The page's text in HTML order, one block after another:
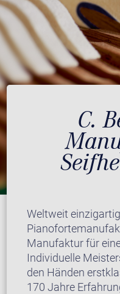
C.
Weltweit
Manufaktur für
Individuelle
den Händen
170 Jahre